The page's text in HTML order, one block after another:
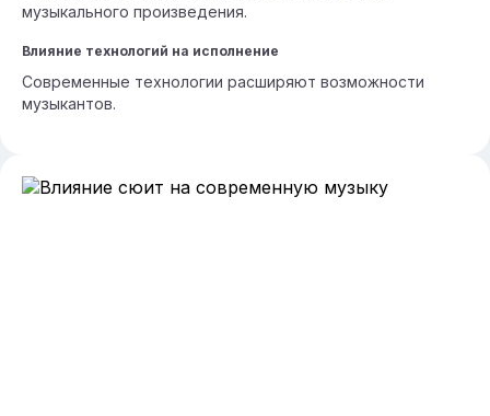
музыкального произведения.
Влияние технологий на исполнение
Современные технологии расширяют возможности
музыкантов.